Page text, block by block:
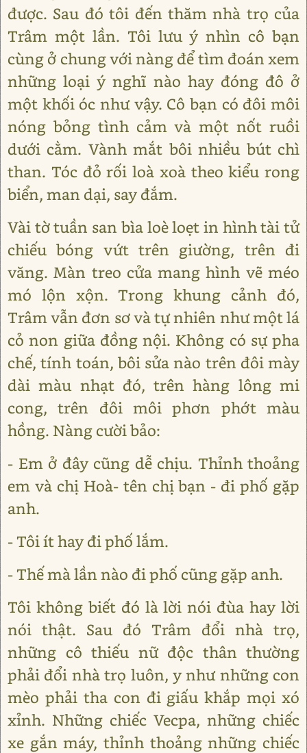
được. Sau đó tôi đến thăm nhà trọ của
Trâm một lần. Tôi lưu ý nhìn cô bạn
cùng ở chung với nàng để tìm đoán xem
những loại ý nghĩ nào hay đóng đô ở
một khối óc như vậy. Cô bạn có đôi môi
nóng bỏng tình cảm và một nốt ruồi
dưới cằm. Vành mắt bôi nhiều bút chì
than. Tóc đỏ rối loà xoà theo kiểu rong
biển, man dại, say đắm.
Vài tờ tuần san bìa loè loẹt in hình tài tử
chiếu bóng vứt trên giường, trên đi
văng. Màn treo cửa mang hình vẽ méo
mó lộn xộn. Trong khung cảnh đó,
Trâm vẫn đơn sơ và tự nhiên như một lá
cỏ non giữa đồng nội. Không có sự pha
chế, tính toán, bôi sửa nào trên đôi mày
dài màu nhạt đó, trên hàng lông mi
cong, trên đôi môi phơn phớt màu
hồng. Nàng cười bảo:
- Em ở đây cũng dễ chịu. Thỉnh thoảng
em và chị Hoà- tên chị bạn - đi phố gặp
anh.
- Tôi ít hay đi phố lắm.
- Thế mà lần nào đi phố cũng gặp anh.
Tôi không biết đó là lời nói đùa hay lời
nói thật. Sau đó Trâm đổi nhà trọ,
những cô thiếu nữ độc thân thường
phải đổi nhà trọ luôn, y như những con
mèo phải tha con đi giấu khắp mọi xó
xỉnh. Những chiếc Vecpa, những chiếc
xe gắn máy, thỉnh thoảng những chiếc